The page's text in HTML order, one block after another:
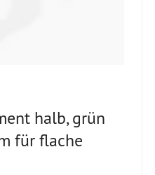
halb, grün
für flache